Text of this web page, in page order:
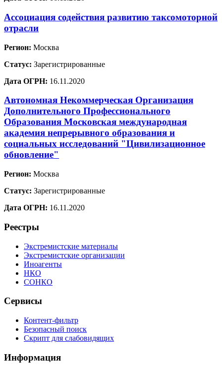
Ассоциация содействия развитию таксомоторной
отрасли
Регион: Москва
Статус: Зарегистрированные
Дата ОГРН: 16.11.2020
Автономная Некоммерческая Организация
Дополнительного Профессионального
Образования Московская международная
академия непрерывного образования и
социальных исследований "Цивилизационное
обновление"
Регион: Москва
Статус: Зарегистрированные
Дата ОГРН: 16.11.2020
Реестры
Экстремистские материалы
Экстремистские организации
Иноагенты
НКО
СОНКО
Сервисы
Контент-фильтр
Безопасный поиск
Скрипт для слабовидящих
Информация